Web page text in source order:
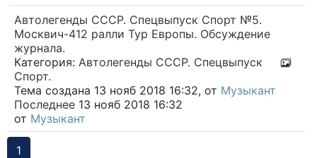
Автолегенды СССР. Спецвыпуск Спорт №5.
Москвич-412 ралли Тур Европы. Обсуждение
журнала.
Категория: Автолегенды СССР. Спецвыпуск
Спорт.
Тема создана 13 нояб 2018 16:32, от Музыкант
Последнее 13 нояб 2018 16:32
от Музыкант
1